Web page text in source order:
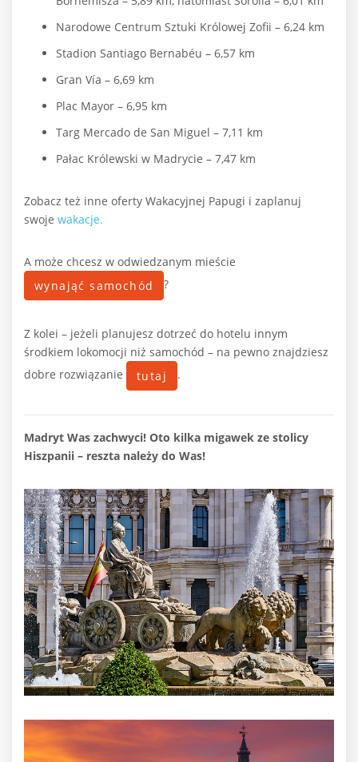
Narodowe Centrum Sztuki Królowej Zofii – 6,24 km
Stadion Santiago Bernabéu – 6,57 km
Gran Vía – 6,69 km
Plac Mayor – 6,95 km
Targ Mercado de San Miguel – 7,11 km
Pałac Królewski w Madrycie – 7,47 km
Zobacz też inne oferty Wakacyjnej Papugi i zaplanuj
swoje wakacje.
A może chcesz w odwiedzanym mieście
wynająć samochód
?
Z kolei – jeżeli planujesz dotrzeć do hotelu innym
środkiem lokomocji niż samochód – na pewno znajdziesz
dobre rozwiązanie
tutaj .
Madryt Was zachwyci! Oto kilka migawek ze stolicy
Hiszpanii – reszta należy do Was!